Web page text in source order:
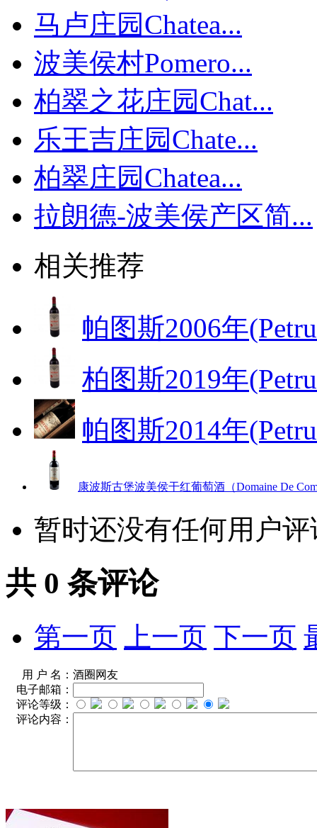
马卢庄园Chatea...
波美侯村Pomero...
柏翠之花庄园Chat...
乐王吉庄园Chate...
柏翠庄园Chatea...
拉朗德-波美侯产区简...
相关推荐
帕图斯2006年
柏图斯2019年
帕图斯2014年
康波斯古堡波美侯干红葡萄酒（Domaine De
暂时还没有任何用户评
共 0 条评论
第一页 上一页 下一页
用 户 名： 酒圈网友
电子邮箱：
评论等级：
评论内容：